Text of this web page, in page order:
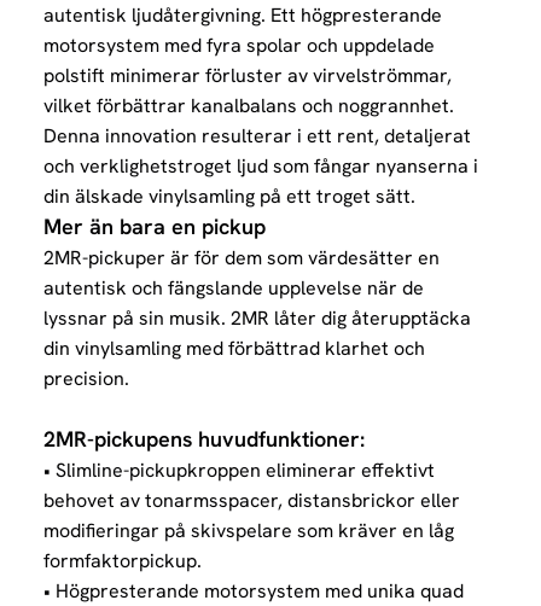
autentisk ljudåtergivning. Ett högpresterande
motorsystem med fyra spolar och uppdelade
polstift minimerar förluster av virvelströmmar,
vilket förbättrar kanalbalans och noggrannhet.
Denna innovation resulterar i ett rent,detaljerat
och verklighetstroget ljud som fångar nyanserna i
din älskade vinylsamling på ett troget sätt.
Mer än bara en pickup
2MR-pickuper är för dem som värdesätter en
autentisk och fängslande upplevelse när de
lyssnar på sin musik. 2MR låter dig återupptäcka
din vinylsamling med förbättrad klarhet och
precision.
2MR-pickupens huvudfunktioner:
• Slimline-pickupkroppen eliminerar effektivt
behovet av tonarmsspacer, distansbrickor eller
modifieringar på skivspelare som kräver en låg
formfaktorpickup.
• Högpresterande motorsystem med unika quad